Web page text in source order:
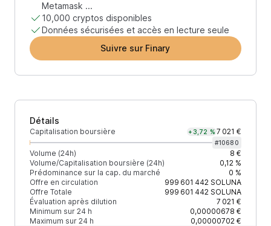
Metamask ...
10,000 cryptos disponibles
Données sécurisées et accès en lecture seule
Suivre sur Finary
Détails
Capitalisation boursière +3,72 % 7 021 €
#10680
Volume (24h)
8 €
Volume/Capitalisation boursière (24h)
0,12 %
Prédominance sur la cap. du marché
0 %
Offre en circulation
999 601 442SOLUNA
Offre Totale
999 601 442SOLUNA
Évaluation après dilution
7 021 €
Minimum sur 24 h
0,00000678 €
Maximum sur 24 h
0,00000702 €